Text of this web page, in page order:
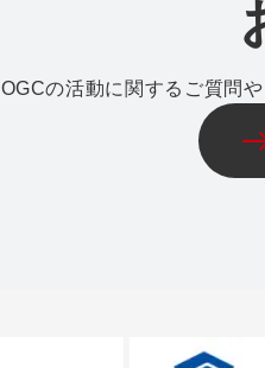
OGCの活動に関するご質問